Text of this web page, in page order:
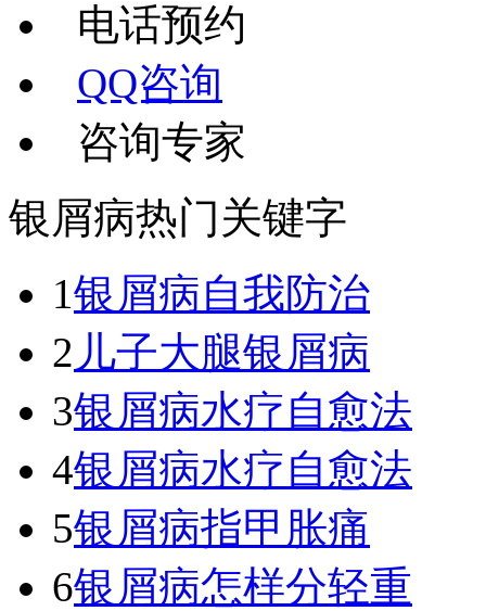
电话预约
QQ咨询
咨询专家
银屑病热门关键字
1银屑病自我防治
2 儿子大腿银屑病
3银屑病水疗自愈法
4银屑病水疗自愈法
5银屑病指甲胀痛
6银屑病怎样分轻重